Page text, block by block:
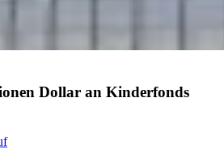
Dollar an Kinderfonds